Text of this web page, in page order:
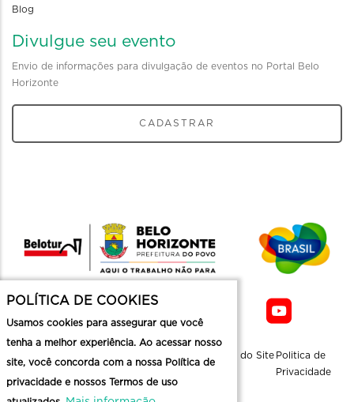
Blog
Divulgue seu evento
Envio de informações para divulgação de eventos no Portal Belo
Horizonte
CADASTRAR
Mapa do Site Politica de
Privacidade
POLÍTICA DE COOKIES
Usamos cookies para assegurar que você
tenha a melhor experiência. Ao acessar nosso
site, você concorda com a nossa Política de
privacidade e nossos Termos de uso